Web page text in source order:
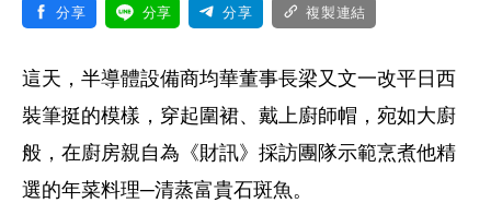
分享 分享 分享 複製連結
這天，半導體設備商均華董事長梁又文一改平日西
裝筆挺的模樣，穿起圍裙、戴上廚師帽，宛如大廚
般，在廚房親自為《財訊》採訪團隊示範烹煮他精
選的年菜料理─清蒸富貴石斑魚。